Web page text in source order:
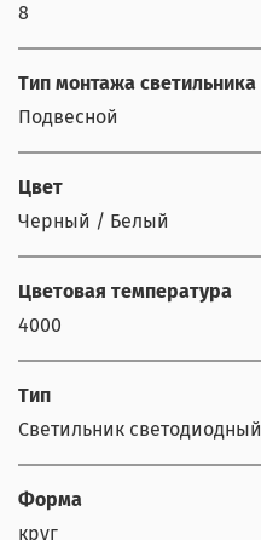
8
Тип монтажа светильника
Подвесной
Цвет
Черный / Белый
Цветовая температура
4000
Тип
Светильник светодиодный
Форма
круг